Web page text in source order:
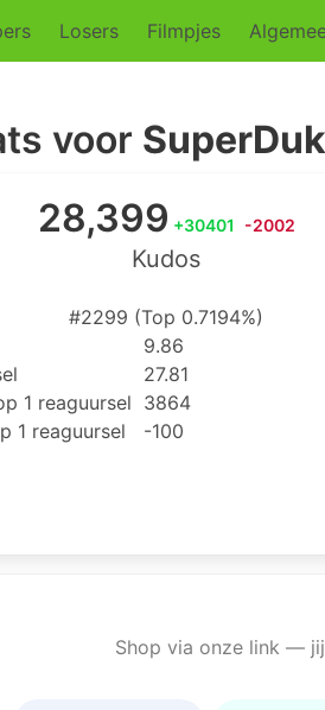
Losers Filmpjes
voor
28,399 +30401 -2002
Kudos
#2299 (Top 0.7194%)
9.86
27.81
1 reaguursel 3864
1 reaguursel
-100
Shop via onze link —